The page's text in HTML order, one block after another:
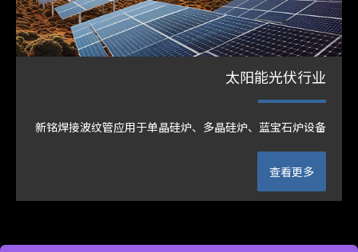
太阳能光伏行业
新铭焊接波纹管应用于单晶硅炉、多晶硅炉、蓝宝石炉设备
查看更多